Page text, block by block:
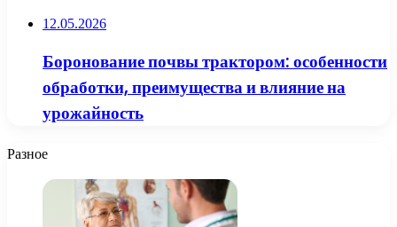
12.05.2026
Боронование почвы трактором: особенности
обработки, преимущества и влияние на
урожайность
Разное